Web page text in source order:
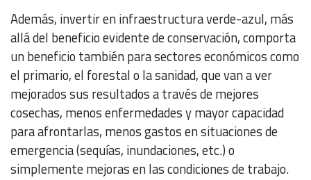
Además, invertir en infraestructura verde-azul, más
allá del beneficio evidente de conservación, comporta
un beneficio también para sectores económicos como
el primario, el forestal o la sanidad, que van a ver
mejorados sus resultados a través de mejores
cosechas, menos enfermedades y mayor capacidad
para afrontarlas, menos gastos en situaciones de
emergencia (sequías, inundaciones, etc.) o
simplemente mejoras en las condiciones de trabajo.